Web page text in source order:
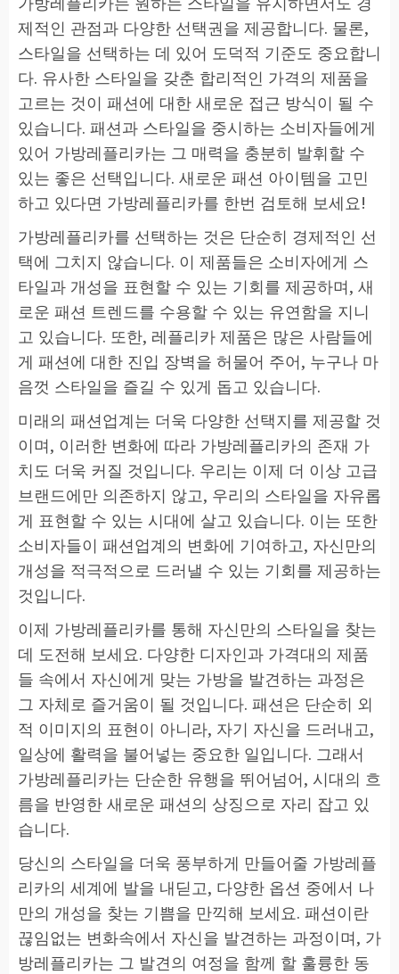
제적인 관점과 다양한 선택권을 제공합니다. 물론,
스타일을 선택하는 데 있어 도덕적 기준도 중요합니
다. 유사한 스타일을 갖춘 합리적인 가격의 제품을
고르는 것이 패션에 대한 새로운 접근 방식이 될 수
있습니다. 패션과 스타일을 중시하는 소비자들에게
있어 가방레플리카는 그 매력을 충분히 발휘할 수
있는 좋은 선택입니다. 새로운 패션 아이템을 고민
하고 있다면 가방레플리카를 한번 검토해 보세요!
가방레플리카를 선택하는 것은 단순히 경제적인 선
택에 그치지 않습니다. 이 제품들은 소비자에게 스
타일과 개성을 표현할 수 있는 기회를 제공하며, 새
로운 패션 트렌드를 수용할 수 있는 유연함을 지니
고 있습니다. 또한, 레플리카 제품은 많은 사람들에
게 패션에 대한 진입 장벽을 허물어 주어, 누구나 마
음껏 스타일을 즐길 수 있게 돕고 있습니다.
미래의 패션업계는 더욱 다양한 선택지를 제공할 것
이며, 이러한 변화에 따라 가방레플리카의 존재 가
치도 더욱 커질 것입니다. 우리는 이제 더 이상 고급
브랜드에만 의존하지 않고, 우리의 스타일을 자유롭
게 표현할 수 있는 시대에 살고 있습니다. 이는 또한
소비자들이 패션업계의 변화에 기여하고, 자신만의
개성을 적극적으로 드러낼 수 있는 기회를 제공하는
것입니다.
이제 가방레플리카를 통해 자신만의 스타일을 찾는
데 도전해 보세요. 다양한 디자인과 가격대의 제품
들 속에서 자신에게 맞는 가방을 발견하는 과정은
그 자체로 즐거움이 될 것입니다. 패션은 단순히 외
적 이미지의 표현이 아니라, 자기 자신을 드러내고,
일상에 활력을 불어넣는 중요한 일입니다. 그래서
가방레플리카는 단순한 유행을 뛰어넘어, 시대의 흐
름을 반영한 새로운 패션의 상징으로 자리 잡고 있
습니다.
당신의 스타일을 더욱 풍부하게 만들어줄 가방레플
리카의 세계에 발을 내딛고, 다양한 옵션 중에서 나
만의 개성을 찾는 기쁨을 만끽해 보세요. 패션이란
끊임없는 변화속에서 자신을 발견하는 과정이며, 가
방레플리카는 그 발견의 여정을 함께 할 훌륭한 동